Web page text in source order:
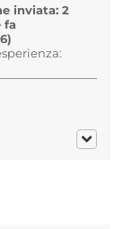
inviata: 2
fa